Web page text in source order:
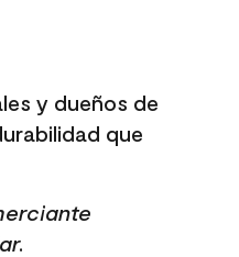
y dueños de
que